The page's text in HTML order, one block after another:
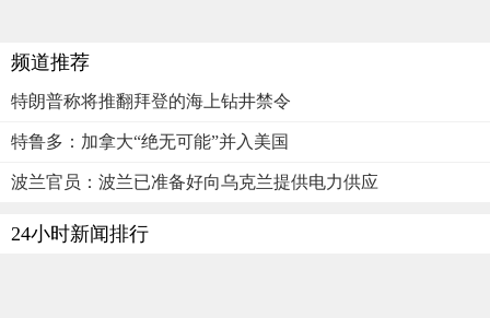
频道推荐
特朗普称将推翻拜登的海上钻井禁令
特鲁多：加拿大“绝无可能”并入美国
波兰官员：波兰已准备好向乌克兰提供电力供应
24小时新闻排行